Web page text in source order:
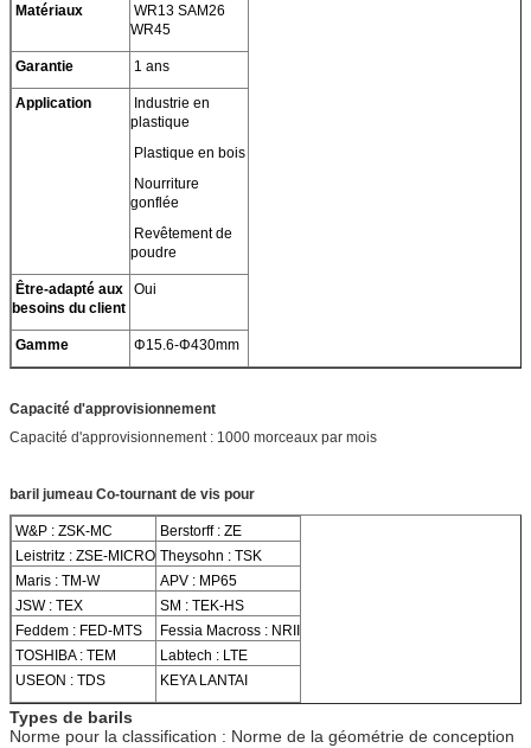
Matériaux
WR13 SAM26
WR45
Garantie 1 ans
Application
Industrie en
plastique
Plastique en bois
Nourriture
gonflée
Revêtement de
poudre
Être-adapté aux
besoins du client
Oui
Gamme Φ15.6-Φ430mm
Capacité d'approvisionnement
Capacité d'approvisionnement : 1000 morceaux par mois
baril jumeau Co-tournant de vis pour
W&P : ZSK-MC
Berstorff : ZE
Leistritz : ZSE-MICRO Theysohn : TSK
Maris : TM-W
APV : MP65
JSW : TEX
SM : TEK-HS
Feddem : FED-MTS
Fessia Macross : NRII
TOSHIBA : TEM
Labtech : LTE
USEON : TDS
KEYA LANTAI
Types de barils
Norme pour la classification : Norme de la géométrie de conception